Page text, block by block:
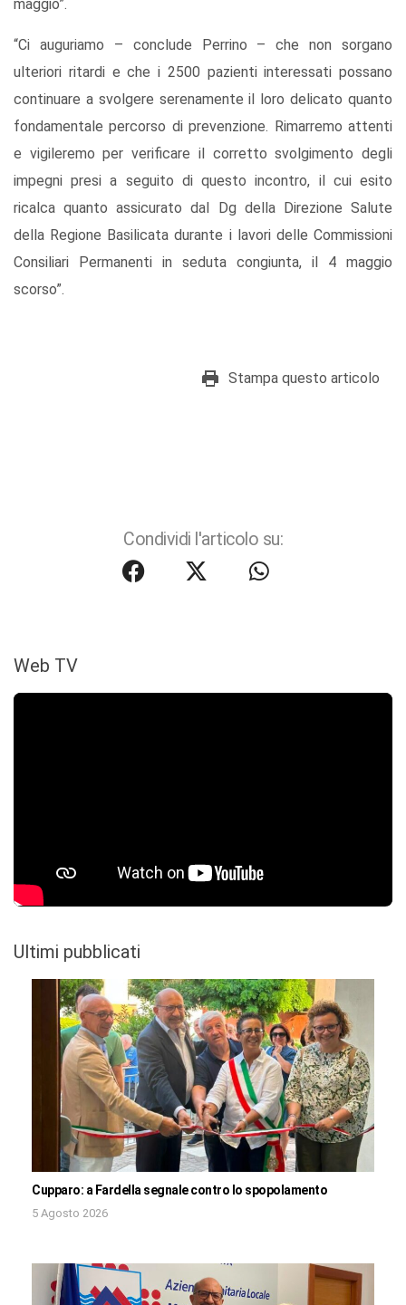
maggio”.
“Ci auguriamo – conclude Perrino – che non sorgano
ulteriori ritardi e che i 2500 pazienti interessati possano
continuare a svolgere serenamente il loro delicato quanto
fondamentale percorso di prevenzione. Rimarremo attenti
e vigileremo per verificare il corretto svolgimento degli
impegni presi a seguito di questo incontro, il cui esito
ricalca quanto assicurato dal Dg della Direzione Salute
della Regione Basilicata durante i lavori delle Commissioni
Consiliari Permanenti in seduta congiunta, il 4 maggio
scorso”.
Stampa questo articolo
Condividi l'articolo su:
Web TV
Ultimi pubblicati
Cupparo: a Fardella segnale contro lo spopolamento
5 Agosto 2026